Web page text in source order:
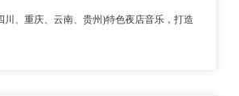
川、重庆、云南、贵州)特色夜店音乐，打造